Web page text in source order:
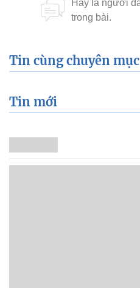
Tin cùng chuyên mục
Tin mới